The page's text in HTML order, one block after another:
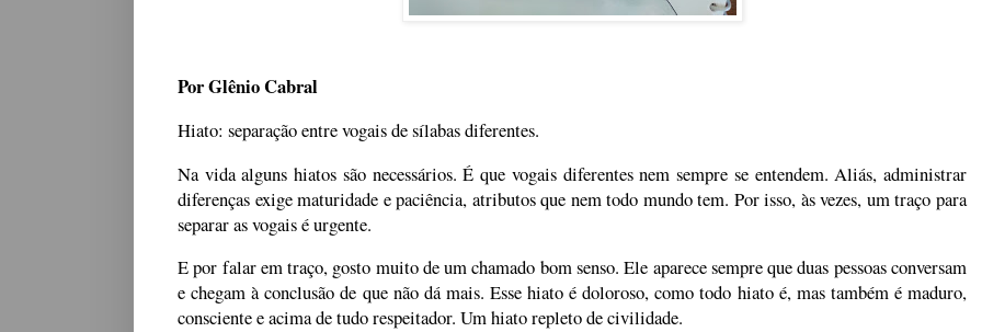
Por Glênio Cabral
Hiato: separação entre vogais de sílabas diferentes.
Na vida alguns hiatos são necessários. É que vogais diferentes nem sempre se entendem. Aliás, administrar
diferenças exige maturidade e paciência, atributos que nem todo mundo tem. Por isso, às vezes, um traço para
separar as vogais é urgente.
E por falar em traço, gosto muito de um chamado bom senso. Ele aparece sempre que duas pessoas conversam
e chegam à conclusão de que não dá mais. Esse hiato é doloroso, como todo hiato é, mas também é maduro,
consciente e acima de tudo respeitador. Um hiato repleto de civilidade.